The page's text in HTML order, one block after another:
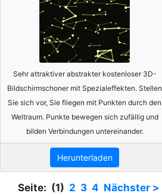
Sehr attraktiver abstrakter kostenloser 3D-
Bildschirmschoner mit Spezialeffekten. Stellen
Sie sich vor, Sie fliegen mit Punkten durch den
Weltraum. Punkte bewegen sich zufällig und
bilden Verbindungen untereinander.
Herunterladen
Seite: (1) 2 3 4 Nächster >